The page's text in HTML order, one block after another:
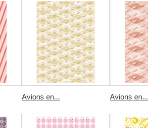
Avions en... Avions en...